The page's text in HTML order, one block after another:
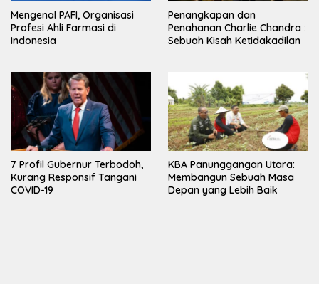
Mengenal PAFI, Organisasi
Profesi Ahli Farmasi di
Indonesia
Penangkapan dan
Penahanan Charlie Chandra :
Sebuah Kisah Ketidakadilan
7 Profil Gubernur Terbodoh,
Kurang Responsif Tangani
COVID-19
KBA Panunggangan Utara:
Membangun Sebuah Masa
Depan yang Lebih Baik